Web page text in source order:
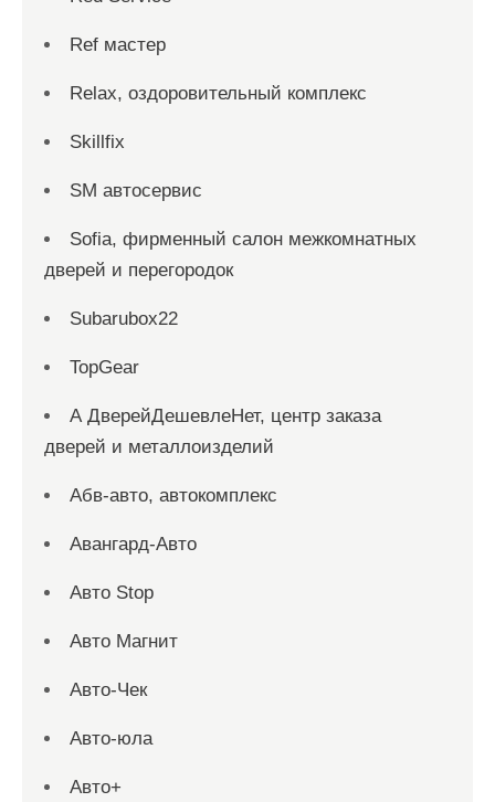
Ref мастер
Relax, оздоровительный комплекс
Skillfix
SM автосервис
Sofia, фирменный салон межкомнатных
дверей и перегородок
Subarubox22
TopGear
А ДверейДешевлеНет, центр заказа
дверей и металлоизделий
Абв-авто, автокомплекс
Авангард-Авто
Авто Stop
Авто Магнит
Авто-Чек
Авто-юла
Авто+